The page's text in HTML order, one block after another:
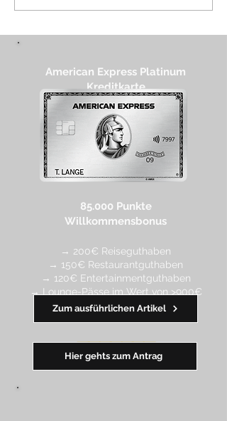
Lounge Mexiko City
American Express Platinum
Kreditkarte
85.000 Punkte
Willkommensbonus
→ 200€ Reiseguthaben
→ 150€ Restaurantguthaben
→ 120€ Entertainmentguthaben
→ Lounge-Pässe im Wert von >900€
━━━━━━━
Zum ausführlichen Artikel
Hier gehts zum Antrag